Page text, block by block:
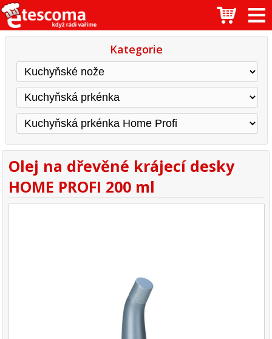
Kategorie
Olej na dřevěné krájecí desky
HOME PROFI 200 ml